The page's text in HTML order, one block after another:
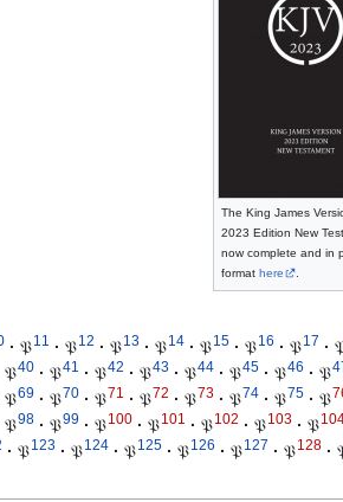
The King James
2023 Edition New
now complete and in
format here .
· 𝔓11 · 𝔓12 · 𝔓13 · 𝔓14 · 𝔓15 · 𝔓16 · 𝔓17 ·
𝔓40 · 𝔓41 · 𝔓42 · 𝔓43 · 𝔓44 · 𝔓45 · 𝔓46 · 𝔓
𝔓69 · 𝔓70 · 𝔓71 · 𝔓72 · 𝔓73 · 𝔓74 · 𝔓75 · 𝔓
𝔓98 · 𝔓99 · 𝔓100 · 𝔓101 · 𝔓102 · 𝔓103 · 𝔓
· 𝔓123 · 𝔓124 · 𝔓125 · 𝔓126 · 𝔓127 · 𝔓128 ·